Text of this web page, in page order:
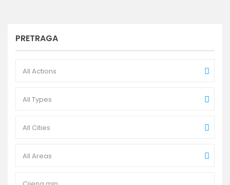
PRETRAGA
All Actions
All Types
All Cities
All Areas